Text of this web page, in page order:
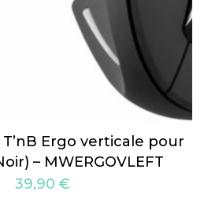
T’nB Ergo verticale pour
– MWERGOVLEFT
39,90 €